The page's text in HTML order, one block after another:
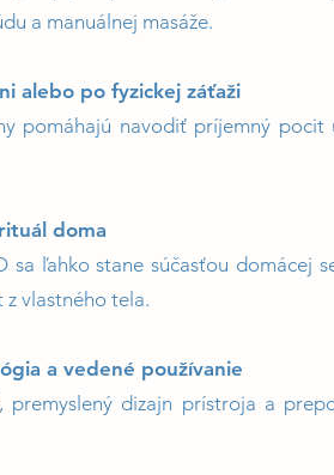
a manuálnej masáže.
alebo po fyzickej záťaži
pomáhajú navodiť príjemný
doma
sa ľahko stane súčasťou domácej
vlastného tela.
a vedené používanie
premyslený dizajn prístroja a